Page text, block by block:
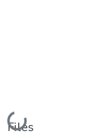
Loading...
Files